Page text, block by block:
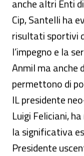
anche altri Enti
Cip, Santelli ha
risultati sportivi
l’impegno e la
Anmil ma anche
permettono di
IL presidente
Luigi Feliciani,
la significativa
Presidente